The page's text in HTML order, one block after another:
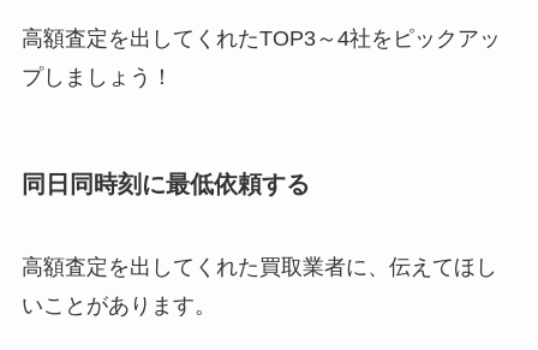
高額査定を出してくれたTOP3～4社をピックアッ
プしましょう！
同日同時刻に最低依頼する
高額査定を出してくれた買取業者に、伝えてほし
いことがあります。